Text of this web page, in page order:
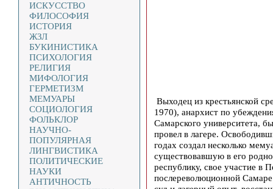
ИСКУССТВО
ФИЛОСОФИЯ
ИСТОРИЯ
ЖЗЛ
БУКИНИСТИКА
ПСИХОЛОГИЯ
РЕЛИГИЯ
МИФОЛОГИЯ
ГЕРМЕТИЗМ
МЕМУАРЫ
СОЦИОЛОГИЯ
ФОЛЬКЛОР
НАУЧНО-
ПОПУЛЯРНАЯ
ЛИНГВИСТИКА
ПОЛИТИЧЕСКИЕ
НАУКИ
АНТИЧНОСТЬ
Выходец из крестьянской
1970), анархист по
Самарского университета,
провел в лагере.
годах создал несколько
существовавшую в его
республику, свое участие в
послереволюционной